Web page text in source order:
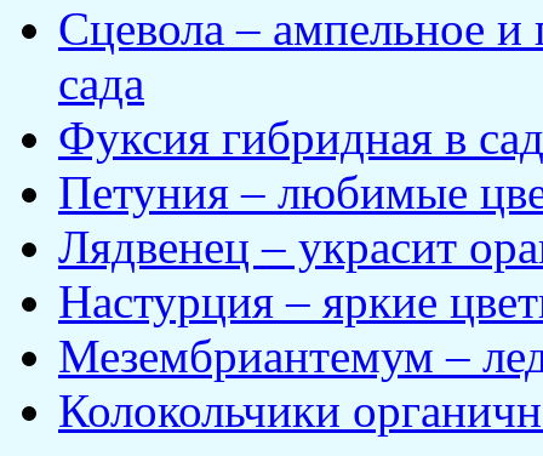
Сцевола – ампельное и
сада
Фуксия гибридная в
Петуния – любимые
Лядвенец – украсит
Настурция – яркие
Мезембриантемум –
Колокольчики